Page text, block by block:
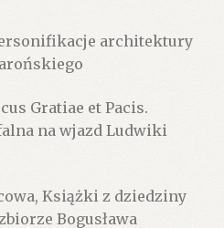
architektury
Gratiae et Pacis.
na wjazd Ludwiki
Książki z dziedziny
Bogusława